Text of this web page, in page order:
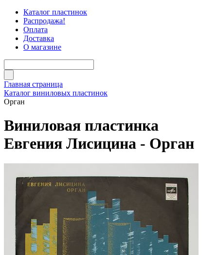
Каталог пластинок
Распродажа!
Оплата
Доставка
О магазине
Главная страница
Каталог виниловых пластинок
Орган
Виниловая пластинка
Евгения Лисицина - Орган